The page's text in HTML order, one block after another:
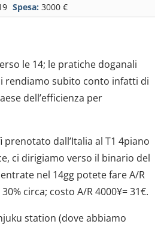
Spesa: 3000 €
le 14; le pratiche doganali
rendiamo subito conto infatti di
dell’efficienza per
dall’Italia al T1 4piano
ci dirigiamo verso il binario del
nel 14gg potete fare A/R
circa; costo A/R 4000¥= 31€.
station (dove abbiamo